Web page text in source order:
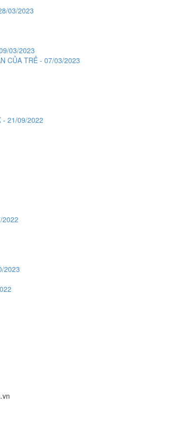
03/2023
03/2023
CỦA TRẺ - 07/03/2023
- 21/09/2022
2022
2023